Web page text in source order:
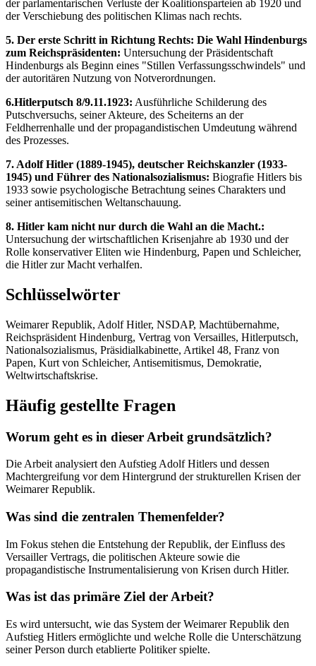
der parlamentarischen Verluste der Koalitionsparteien ab 1920 und
der Verschiebung des politischen Klimas nach rechts.
5. Der erste Schritt in Richtung Rechts: Die Wahl Hindenburgs
zum Reichspräsidenten: Untersuchung der Präsidentschaft
Hindenburgs als Beginn eines "Stillen Verfassungsschwindels" und
der autoritären Nutzung von Notverordnungen.
6.Hitlerputsch 8/9.11.1923: Ausführliche Schilderung des
Putschversuchs, seiner Akteure, des Scheiterns an der
Feldherrenhalle und der propagandistischen Umdeutung während
des Prozesses.
7. Adolf Hitler (1889-1945), deutscher Reichskanzler (1933-
1945) und Führer des Nationalsozialismus: Biografie Hitlers bis
1933 sowie psychologische Betrachtung seines Charakters und
seiner antisemitischen Weltanschauung.
8. Hitler kam nicht nur durch die Wahl an die Macht.:
Untersuchung der wirtschaftlichen Krisenjahre ab 1930 und der
Rolle konservativer Eliten wie Hindenburg, Papen und Schleicher,
die Hitler zur Macht verhalfen.
Schlüsselwörter
Weimarer Republik, Adolf Hitler, NSDAP, Machtübernahme,
Reichspräsident Hindenburg, Vertrag von Versailles, Hitlerputsch,
Nationalsozialismus, Präsidialkabinette, Artikel 48, Franz von
Papen, Kurt von Schleicher, Antisemitismus, Demokratie,
Weltwirtschaftskrise.
Häufig gestellte Fragen
Worum geht es in dieser Arbeit grundsätzlich?
Die Arbeit analysiert den Aufstieg Adolf Hitlers und dessen
Machtergreifung vor dem Hintergrund der strukturellen Krisen der
Weimarer Republik.
Was sind die zentralen Themenfelder?
Im Fokus stehen die Entstehung der Republik, der Einfluss des
Versailler Vertrags, die politischen Akteure sowie die
propagandistische Instrumentalisierung von Krisen durch Hitler.
Was ist das primäre Ziel der Arbeit?
Es wird untersucht, wie das System der Weimarer Republik den
Aufstieg Hitlers ermöglichte und welche Rolle die Unterschätzung
seiner Person durch etablierte Politiker spielte.